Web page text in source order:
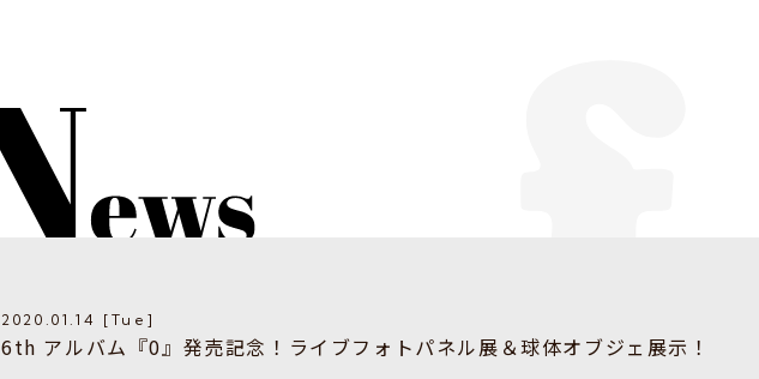
2020.01.14 [Tue]
​6th アルバム『0』発売記念！ライブフォトパネル展＆球体オブジェ展示！